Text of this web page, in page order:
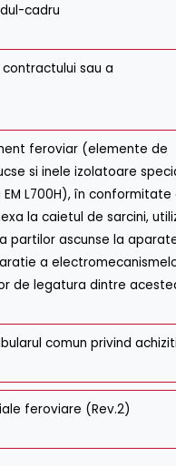
cadru
sau a
feroviar (elemente de
si inele izolatoare
L700H), în conformitate
la caietul de sarcini,
partilor ascunse la
a
de legatura dintre
comun privind
feroviare (Rev.2)